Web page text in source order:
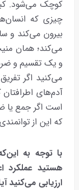
کوچک می‌شود.
چیزی که
بیرون می‌کند و
می‌کند؛ همان
و یک تقسیم و
می‌کنید اگر
آدم‌های
است اگر جمع یا
که این از
با توجه به
هستید عملکرد
ارزیابی می‌کنید